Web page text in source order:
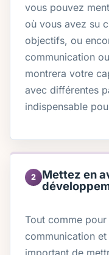
vous pouvez
où vous avez su
objectifs, ou
communication
montrera votre
avec différentes
indispensable
2
Mettez en
Tout comme
communication
important de